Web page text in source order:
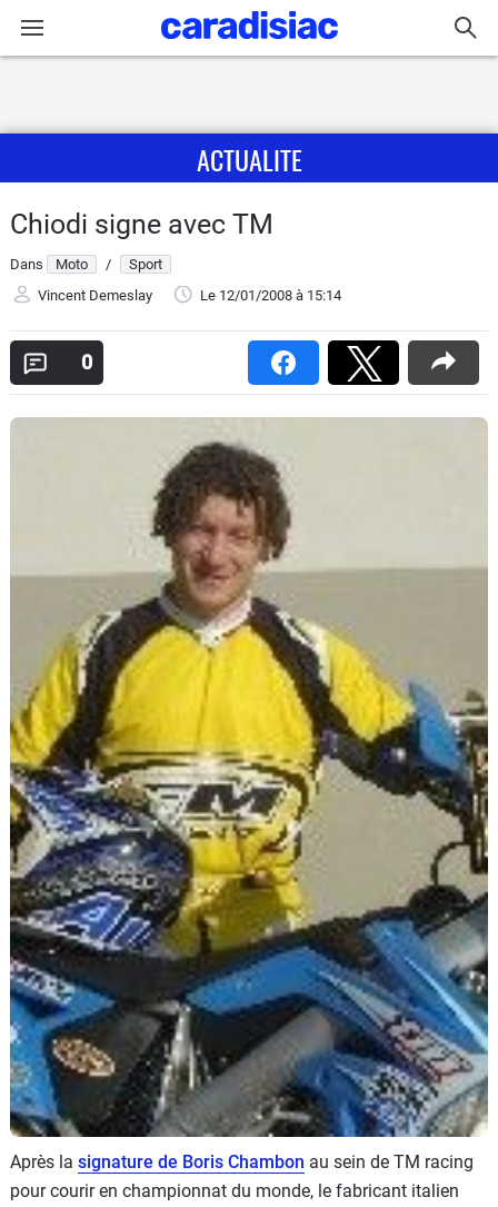
Actu
Essais
Equipement
Avis
Services
Auto
ACTUALITE
Chiodi signe avec TM
Dans Moto /
Sport
Vincent Demeslay
Le 12/01/2008 à 15:14
0
Après la signature de Boris Chambon au sein de TM racing
pour courir en championnat du monde, le fabricant italien